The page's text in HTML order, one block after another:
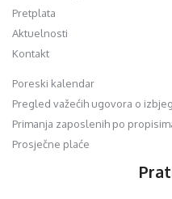
Pretplata
Aktuelnosti
Kontakt
Poreski kalendar
Pregled važećih ugovora o
Primanja zaposlenih po
Prosječne plaće